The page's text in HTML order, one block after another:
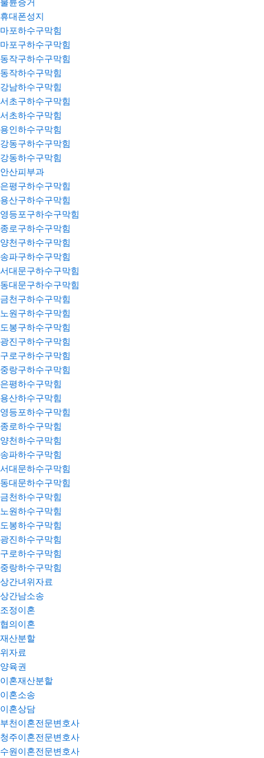
불륜증거
휴대폰성지
마포하수구막힘
마포구하수구막힘
동작구하수구막힘
동작하수구막힘
강남하수구막힘
서초구하수구막힘
서초하수구막힘
용인하수구막힘
강동구하수구막힘
강동하수구막힘
안산피부과
은평구하수구막힘
용산구하수구막힘
영등포구하수구막힘
종로구하수구막힘
양천구하수구막힘
송파구하수구막힘
서대문구하수구막힘
동대문구하수구막힘
금천구하수구막힘
노원구하수구막힘
도봉구하수구막힘
광진구하수구막힘
구로구하수구막힘
중랑구하수구막힘
은평하수구막힘
용산하수구막힘
영등포하수구막힘
종로하수구막힘
양천하수구막힘
송파하수구막힘
서대문하수구막힘
동대문하수구막힘
금천하수구막힘
노원하수구막힘
도봉하수구막힘
광진하수구막힘
구로하수구막힘
중랑하수구막힘
상간녀위자료
상간남소송
조정이혼
협의이혼
재산분할
위자료
양육권
이혼재산분할
이혼소송
이혼상담
부천이혼전문변호사
청주이혼전문변호사
수원이혼전문변호사